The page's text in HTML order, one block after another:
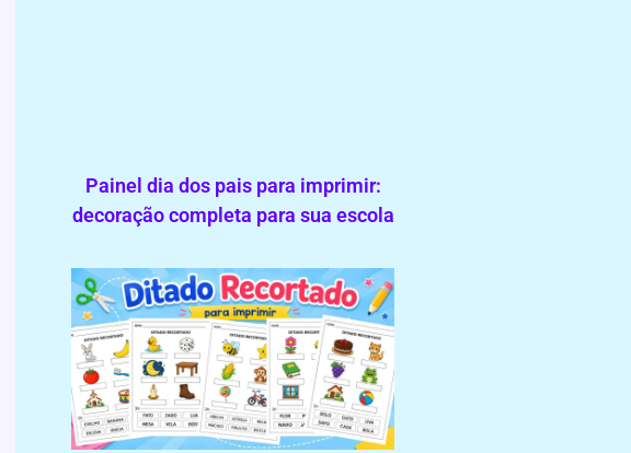
Painel dia dos pais para imprimir:
decoração completa para sua escola